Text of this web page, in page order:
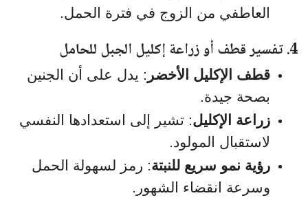
العاطفي من الزوج في فترة الحمل.
4. تفسير قطف أو زراعة إكليل الجبل للحامل
قطف الإكليل الأخضر : يدل على أن الجنين
بصحة جيدة.
زراعة الإكليل: تشير إلى استعدادها النفسي
لاستقبال المولود.
رؤية نمو سريع للنبتة: رمز لسهولة الحمل
وسرعة انقضاء الشهور.